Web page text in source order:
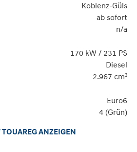
Koblenz-Güls
ab sofort
n/a
170 kW / 231 PS
Diesel
2.967 cm³
Euro6
4 (Grün)
ANZEIGEN